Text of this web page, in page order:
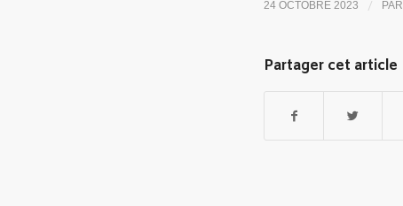
24 OCTOBRE 2023 / PAR
Partager cet article